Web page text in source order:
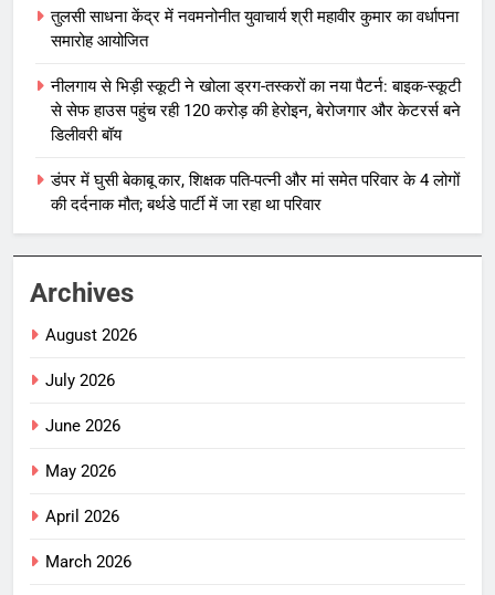
तुलसी साधना केंद्र में नवमनोनीत युवाचार्य श्री महावीर कुमार का वर्धापना
समारोह आयोजित
नीलगाय से भिड़ी स्कूटी ने खोला ड्रग-तस्करों का नया पैटर्न: बाइक-स्कूटी
से सेफ हाउस पहुंच रही 120 करोड़ की हेरोइन, बेरोजगार और केटरर्स बने
डिलीवरी बॉय
डंपर में घुसी बेकाबू कार, शिक्षक पति-पत्नी और मां समेत परिवार के 4 लोगों
की दर्दनाक मौत; बर्थडे पार्टी में जा रहा था परिवार
Archives
August 2026
July 2026
June 2026
May 2026
April 2026
March 2026